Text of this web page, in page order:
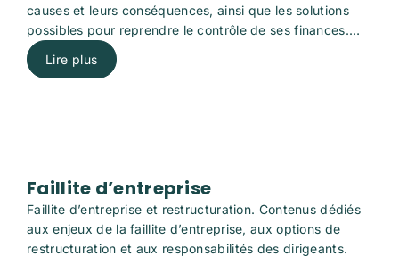
causes et leurs conséquences, ainsi que les solutions
possibles pour reprendre le contrôle de ses finances.
Vous y trouverez des informations pratiques sur la
gestion des dettes, les options légales disponibles et les
Lire plus
Faillite d’entreprise
Faillite d’entreprise et restructuration. Contenus dédiés
aux enjeux de la faillite d’entreprise, aux options de
restructuration et aux responsabilités des dirigeants.